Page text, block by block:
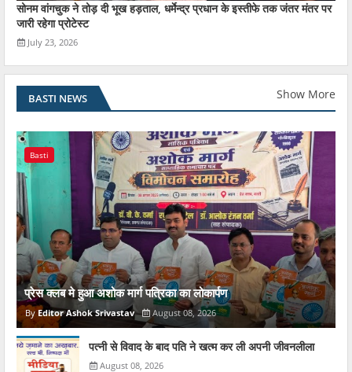
सोनम वांगचुक ने तोड़ दी भूख हड़ताल, धर्मेन्द्र प्रधान के इस्तीफे तक जंतर मंतर पर
जारी रहेगा प्रोटेस्ट
July 23, 2026
BASTI NEWS Show More
Basti
प्रेस क्लब मे हुआ अशोक मार्ग पत्रिका का लोकार्पण
Editor Ashok Srivastav August 08, 2026
पत्नी से विवाद के बाद पति ने खत्म कर ली अपनी जीवनलीला
August 08, 2026